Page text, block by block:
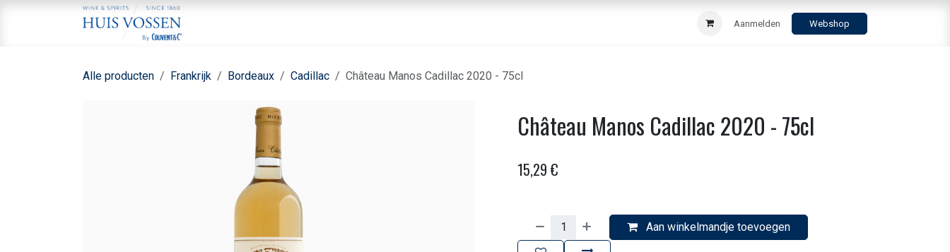
Overslaan naar inhoud
Aanmelden Webshop
Alle producten Frankrijk Bordeaux Cadillac Château Manos Cadillac 2020 - 75cl
Château Manos Cadillac 2020 - 75cl
15,29 €
Aan winkelmandje toevoegen